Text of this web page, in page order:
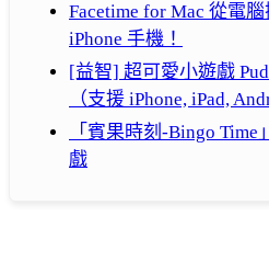
Facetime for Mac 從電
iPhone 手機！
[益智] 超可愛小遊戲
（支援 iPhone, iPad,
「賓果時刻-Bingo
戲